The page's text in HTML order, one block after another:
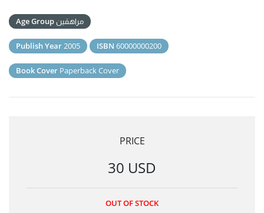
Age Groupمراهقين
Publish Year2005 ISBN 60000000200
Book Cover Paperback Cover
PRICE
30 USD
OUT OF STOCK